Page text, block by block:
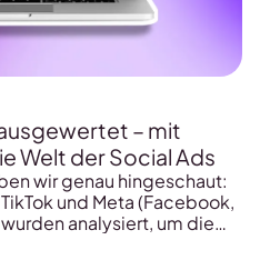
– mit
Welt der Social Ads
wir genau hingeschaut:
und Meta (Facebook,
analysiert, um die
Echte Zahlen statt